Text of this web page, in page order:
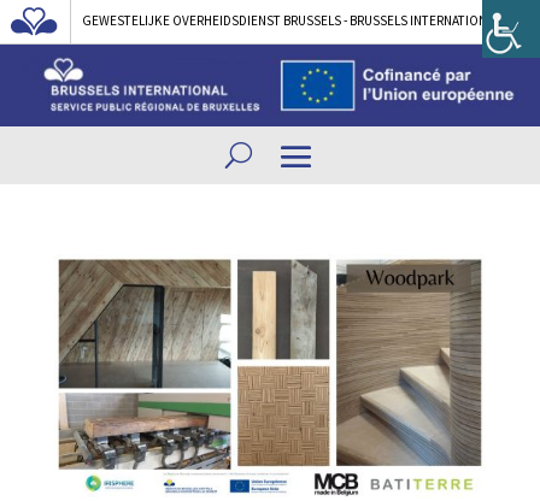
GEWESTELIJKE OVERHEIDSDIENST BRUSSELS - BRUSSELS INTERNATIONAL